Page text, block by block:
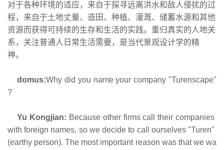
对于各种环境的适应，来自于探寻远离洪水和敌人侵扰的过
程，来自于土地丈量、造田、种植、灌溉、储蓄水源和其他
资源而获得可持续的生存和生活的实践。重归真实的人地关
系，关注普通人日常生活需要，是当代景观设计学的精
神。
domus:Why did you name your company "Turenscape"
?
Yu Kongjian: Because other firms call their companies
with foreign names, so we decide to call ourselves "Turen"
(earthy person). The most important reason was that we wa